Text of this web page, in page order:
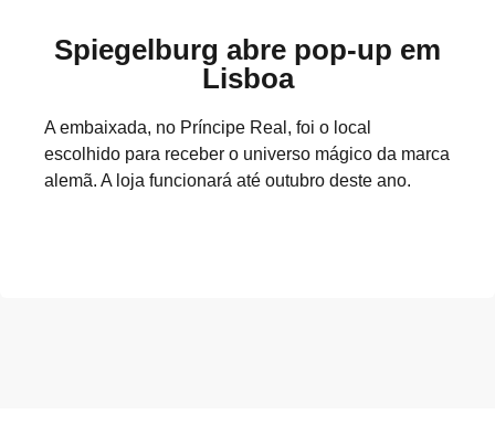
Spiegelburg abre pop-up em
Lisboa
A embaixada, no Príncipe Real, foi o local
escolhido para receber o universo mágico da marca
alemã. A loja funcionará até outubro deste ano.